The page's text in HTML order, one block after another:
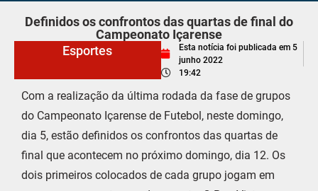
Definidos os confrontos das quartas de final do
Campeonato Içarense
Esportes
Esta notícia foi publicada em 5
junho 2022
19:42
Com a realização da última rodada da fase de grupos
do Campeonato Içarense de Futebol, neste domingo,
dia 5, estão definidos os confrontos das quartas de
final que acontecem no próximo domingo, dia 12. Os
dois primeiros colocados de cada grupo jogam em